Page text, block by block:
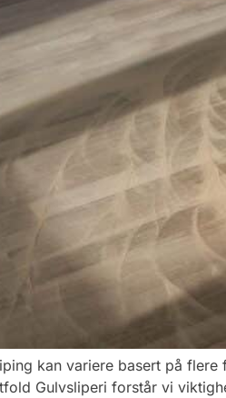
kan variere basert på
Gulvsliperi forstår vi